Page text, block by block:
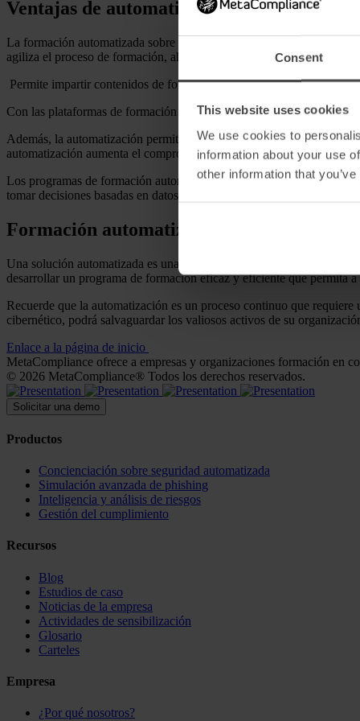
Consent
This website uses cookies
We use cookies to
information about your use
other information that
Ventajas de automatizar su programa de
La formación automatizada sobre concienciación en materia de
agiliza el proceso de formación, ahorrando tiempo y recursos en
Permite impartir contenidos de formación coherentes y
Con las plataformas de formación automatizadas, las organizaciones
Además, la automatización permite el aprendizaje continuo,
automatización aumenta el compromiso y la retención de
Los programas de formación automatizados proporcionan datos y
tomar decisiones basadas en datos para mejorar los programas.
Formación automatizada para una
Una solución automatizada es una inversión estratégica en la
desarrollar un programa de formación eficaz y eficiente que permita
Recuerde que la automatización es un proceso continuo que
cibernético, podrá salvaguardar los valiosos activos de su
Enlace a la página de inicio
MetaCompliance ofrece a empresas y organizaciones formación en
© 2026 MetaCompliance® Todos los derechos reservados.
Solicitar una demo
Productos
Concienciación sobre seguridad automatizada
Simulación avanzada de phishing
Inteligencia y análisis de riesgos
Gestión del cumplimiento
Recursos
Blog
Estudios de caso
Noticias de la empresa
Actividades de sensibilización
Glosario
Carteles
Empresa
¿Por qué nosotros?